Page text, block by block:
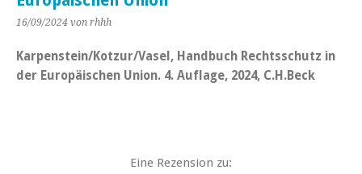
16/09/2024 von rhhh
Karpenstein/Kotzur/Vasel, Handbuch Rechtsschutz in
der Europäischen Union. 4. Auflage, 2024, C.H.Beck
Eine Rezension zu: